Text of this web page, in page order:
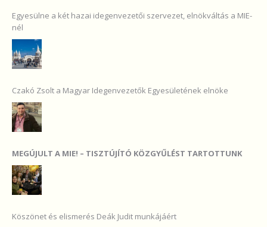
Egyesülne a két hazai idegenvezetői szervezet, elnökváltás a MIE-
nél
Czakó Zsolt a Magyar Idegenvezetők Egyesületének elnöke
MEGÚJULT A MIE! – TISZTÚJÍTÓ KÖZGYŰLÉST TARTOTTUNK
Köszönet és elismerés Deák Judit munkájáért